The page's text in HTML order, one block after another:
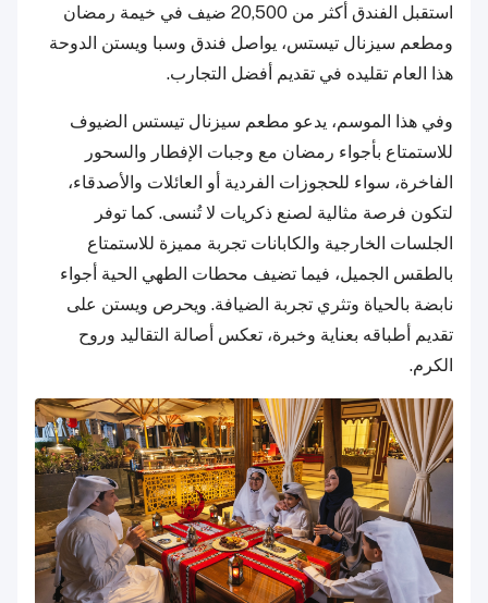
استقبل الفندق أكثر من 20,500 ضيف في خيمة رمضان
ومطعم سيزنال تيستس، يواصل فندق وسبا ويستن الدوحة
هذا العام تقليده في تقديم أفضل التجارب.
وفي هذا الموسم، يدعو مطعم سيزنال تيستس الضيوف
للاستمتاع بأجواء رمضان مع وجبات الإفطار والسحور
الفاخرة، سواء للحجوزات الفردية أو العائلات والأصدقاء،
لتكون فرصة مثالية لصنع ذكريات لا تُنسى. كما توفر
الجلسات الخارجية والكابانات تجربة مميزة للاستمتاع
بالطقس الجميل، فيما تضيف محطات الطهي الحية أجواء
نابضة بالحياة وتثري تجربة الضيافة. ويحرص ويستن على
تقديم أطباقه بعناية وخبرة، تعكس أصالة التقاليد وروح
الكرم.